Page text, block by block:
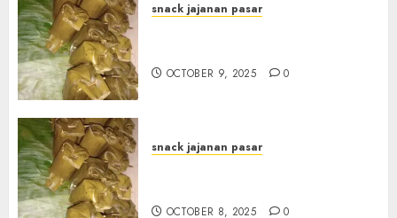
snack jajanan pasar
OCTOBER 9, 2025 0
snack jajanan pasar
OCTOBER 8, 2025 0